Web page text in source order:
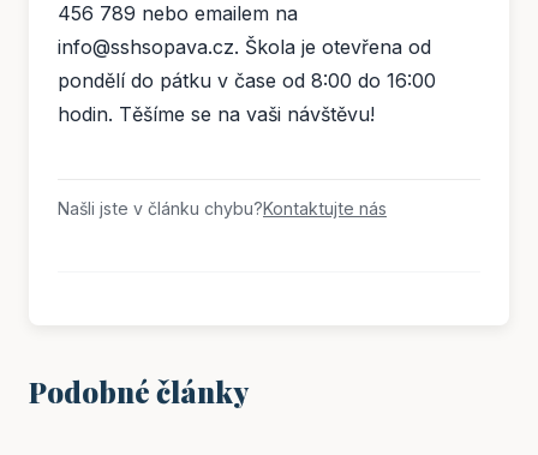
456 789 nebo emailem na
info@sshsopava.cz. Škola je otevřena od
pondělí do pátku v čase od 8:00 do 16:00
hodin. Těšíme se na vaši návštěvu!
Našli jste v článku chybu?Kontaktujte nás
Podobné články